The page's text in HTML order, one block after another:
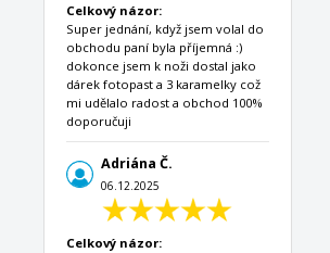
Celkový názor:
Super jednání, když jsem volal do
obchodu paní byla příjemná :)
dokonce jsem k noži dostal jako
dárek fotopast a 3 karamelky což
mi udělalo radost a obchod 100%
doporučuji
Adriána Č.
06.12.2025
Celkový názor: